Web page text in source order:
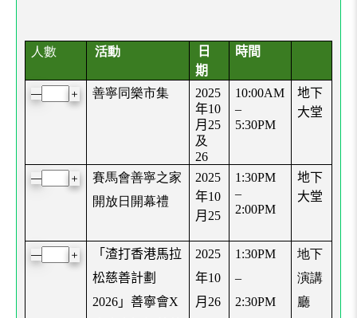
人數 活動
日
期
時間
— ＋ 善寧同樂市集
2025
年10
月 25
及
26
10:00AM
–
5:30PM
地下
大堂
— ＋
賽馬會善寧之家
開放日開幕禮
2025
年10
月 25
1:30PM
–
2:00PM
地下
大堂
— ＋
「渣打香港馬拉
松慈善計劃
2026 」善寧會X
2025
年10
月 26
1:30PM
–
2:30PM
地下
演講
廳